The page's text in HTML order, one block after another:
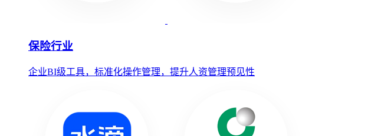
保险行业
企业BI级工具，标准化操作管理，提升人资管理预见性